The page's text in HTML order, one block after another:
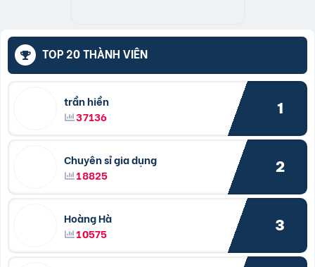
TOP 20 THÀNH VIÊN
trần hiền
37136
1
Chuyên sỉ gia dụng
18825
2
Hoàng Hà
10575
3